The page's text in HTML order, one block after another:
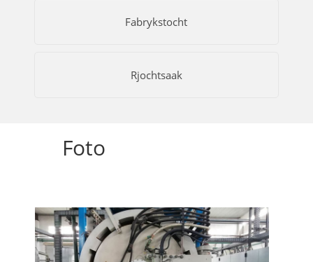
Fabrykstocht
Rjochtsaak
Foto